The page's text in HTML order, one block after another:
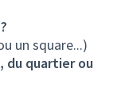
un square...)
du quartier ou